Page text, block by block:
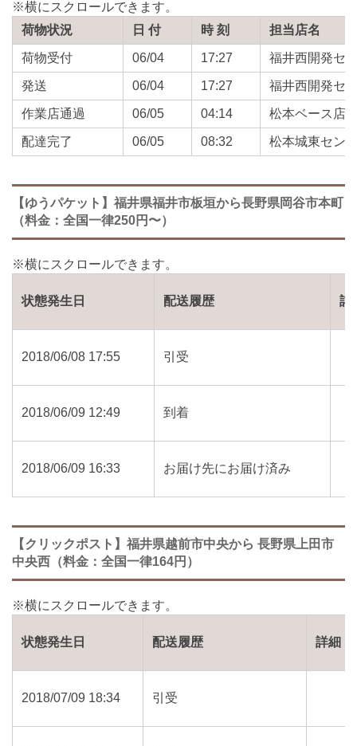
荷物状況 日 付 時 刻 担当店名
荷物受付 06/04 17:27 福井西開発セ
発送 06/04 17:27 福井西開発セ
作業店通過 06/05 04:14 松本ベース店
配達完了 06/05 08:32 松本城東セン
【ゆうパケット】福井県福井市板垣から長野県岡谷市本町
（料金：全国一律250円〜）
状態発生日 配送履歴 詳
2018/06/08 17:55 引受
2018/06/09 12:49 到着
2018/06/09 16:33 お届け先にお届け済み
【クリックポスト】福井県越前市中央から 長野県上田市
中央西（料金：全国一律164円）
状態発生日 配送履歴 詳細
2018/07/09 18:34 引受